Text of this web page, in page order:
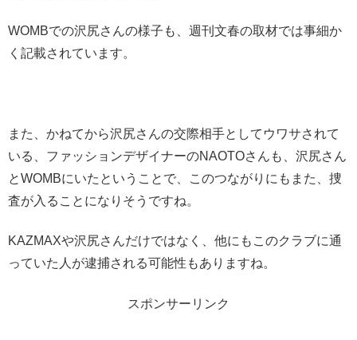
WOMBでの沢尻さんの様子も、週刊文春の取材では事細か
く記載されています。
また、かねてから沢尻さんの交際相手としてウワサされて
いる、ファッションデザイナーのNAOTOさんも、沢尻さん
とWOMBにいたということで、このつながりにもまた、捜
査が入ることになりそうですね。
KAZMAXや沢尻さんだけではなく、他にもこのクラブに通
っていた人が逮捕される可能性もありますね。
スポンサーリンク